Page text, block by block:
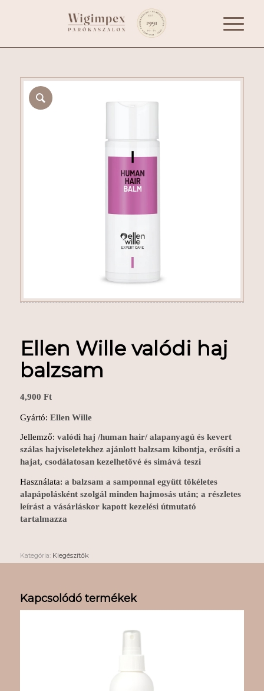
Ellen Wille valódi haj
balzsam
4,900 Ft
Gyártó: Ellen Wille
Jellemző: valódi haj /human hair/ alapanyagú és kevert
szálas hajviseletekhez ajánlott balzsam kibontja, erősíti a
hajat, csodálatosan kezelhetővé és simává teszi
Használata: a balzsam a samponnal együtt tökéletes
alapápolásként szolgál minden hajmosás után; a részletes
leírást a vásárláskor kapott kezelési útmutató
tartalmazza
Kategória: Kiegészítők
Kapcsolódó termékek